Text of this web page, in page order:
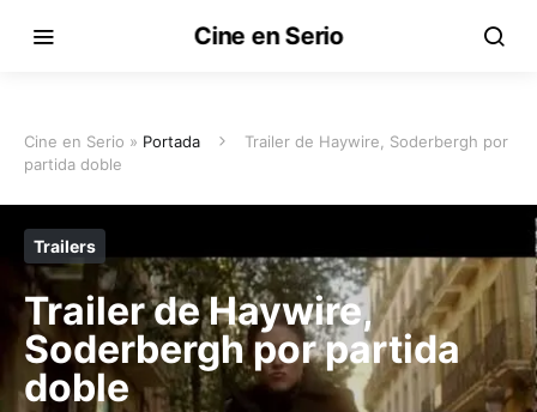
Cine en Serio
Cine en Serio » Portada
Trailer de Haywire, Soderbergh por
partida doble
Trailers
Trailer de Haywire,
Soderbergh por partida
doble